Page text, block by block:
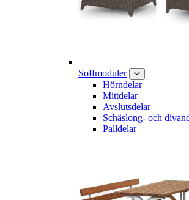
Soffmoduler
Hörndelar
Mittdelar
Avslutsdelar
Schäslong- och
Palldelar